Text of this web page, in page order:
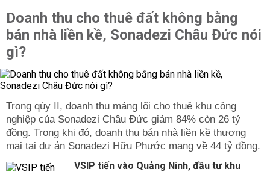
Doanh thu cho thuê đất không bằng
bán nhà liền kề, Sonadezi Châu Đức nói
gì?
Trong qúy II, doanh thu mảng lõi cho thuê khu công
nghiệp của Sonadezi Châu Đức giảm 84% còn 26 tỷ
đồng. Trong khi đó, doanh thu bán nhà liền kề thương
mại tại dự án Sonadezi Hữu Phước mang về 44 tỷ đồng.
VSIP tiến vào Quảng Ninh, đầu tư khu